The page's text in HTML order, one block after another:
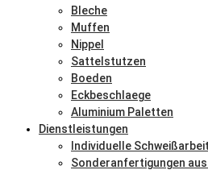
Bleche
Muffen
Nippel
Sattelstutzen
Boeden
Eckbeschlaege
Aluminium Paletten
Dienstleistungen
Individuelle
Sonderanfertigungen